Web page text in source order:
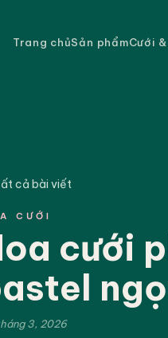
Trang chủSản phẩmCưới
cả bài viết
CƯỚI
cưới
3, 2026